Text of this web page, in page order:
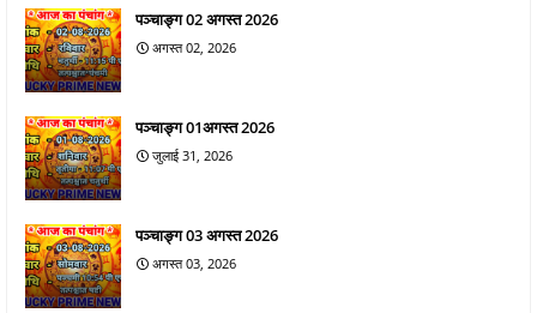
पञ्चाङ्ग 02 अगस्त 2026
अगस्त 02, 2026
पञ्चाङ्ग 01अगस्त 2026
जुलाई 31, 2026
पञ्चाङ्ग 03 अगस्त 2026
अगस्त 03, 2026